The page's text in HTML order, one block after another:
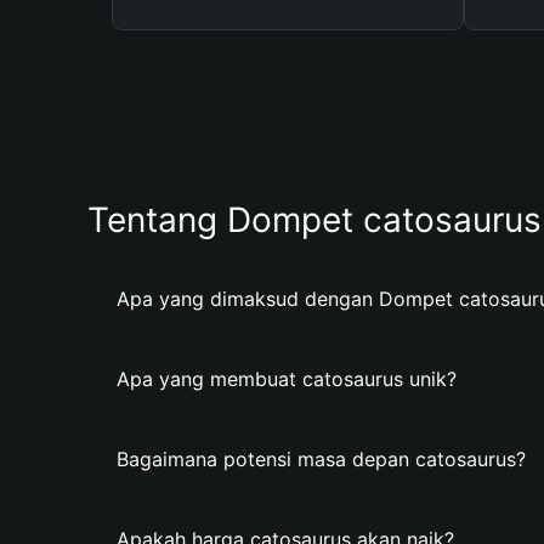
Tentang Dompet catosaurus
Apa yang dimaksud dengan Dompet
Apa yang membuat catosaurus unik?
Bagaimana potensi masa depan catosaurus?
Apakah harga catosaurus akan naik?